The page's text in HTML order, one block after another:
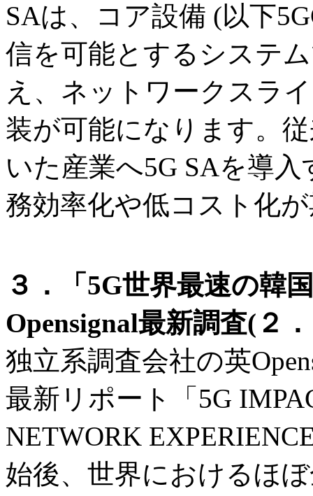
SAは、コア設備 (以下
信を可能とするシステ
え、ネットワークスラ
装が可能になります。
いた産業へ5G SAを導
務効率化や低コスト化
３．「5G世界最速の韓
Opensignal最新調査(２
独立系調査会社の英
最新リポート「5G
NETWORK
始後、世界におけるほ